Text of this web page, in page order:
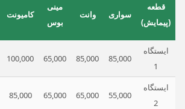
قطعه
(پیمایش)
سواری وانت
مینی
بوس
کامیونت
ایستگاه
1
85,000
85,000
65,000
100,000
ایستگاه
2
55,000
65,000
65,000
85,000